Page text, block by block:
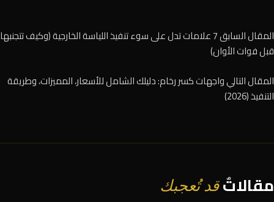
المقال السابق 7 علامات تدل على سوء تنفيذ اللياسة الخارجية (وكيف تتجنبها
قبل فوات الأوان)
المقال التاليواجهات كسر رخام: دليلك الشامل للأسعار، المميزات، وطريقة
التنفيذ (2026)
مقالاتٌقد تُعجبك